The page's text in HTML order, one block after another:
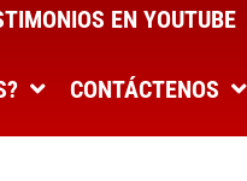
EN YOUTUBE
CONTÁCTENOS